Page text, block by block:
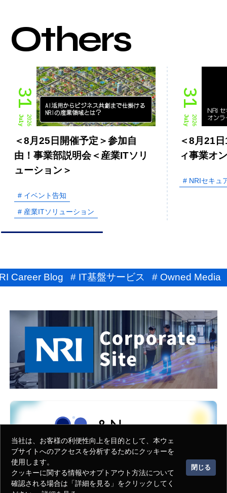
当社は、お客様の利便性向上を目的として、本ウェ
ブサイトへのアクセスを分析するためにクッキーを
使用します。
クッキーに関する情報やオプトアウト方法について
確認される場合は「詳細を見る」をクリックしてく
閉じる
Index
Others
31
2026
July
＜8月25日開催予定＞参加自
由！事業部説明会＜産業ITソリ
ューション＞
# イベント告知
# 産業ITソリューション
31
2026
July
＜8月21
ィ事業オ
# NRIセキュ
Career Blog # IT基盤サービス # Owned Media